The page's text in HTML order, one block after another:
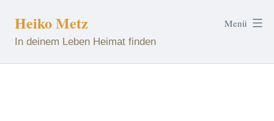
Inhalt
springen
Heiko Metz
In deinem Leben Heimat finden
Menü